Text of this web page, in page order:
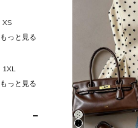
XS
もっと見る
1XL
もっと見る